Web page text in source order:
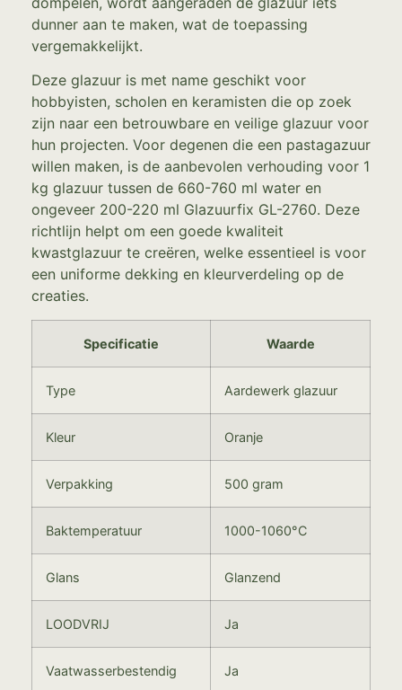
dunner aan te maken, wat de toepassing
vergemakkelijkt.
Deze glazuur is met name geschikt voor
hobbyisten, scholen en keramisten die op zoek
zijn naar een betrouwbare en veilige glazuur voor
hun projecten. Voor degenen die een pastagazuur
willen maken, is de aanbevolen verhouding voor 1
kg glazuur tussen de 660-760 ml water en
ongeveer 200-220 ml Glazuurfix GL-2760. Deze
richtlijn helpt om een goede kwaliteit
kwastglazuur te creëren, welke essentieel is voor
een uniforme dekking en kleurverdeling op de
creaties.
Specificatie Waarde
Type Aardewerk glazuur
Kleur Oranje
Verpakking 500 gram
Baktemperatuur 1000-1060°C
Glans Glanzend
LOODVRIJ Ja
Vaatwasserbestendig Ja